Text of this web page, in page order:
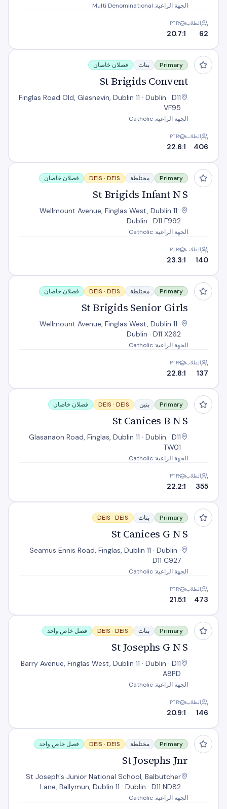
الجهة الراعية: Multi Denominational
الطلاب
62
PTR
20.7:1
St Brigids Convent
Primary بنات فصلان خاصان
St Brigids Convent
Finglas Road Old, Glasnevin, Dublin 11 · Dublin · D11
VF95
الجهة الراعية: Catholic
الطلاب
406
PTR
22.6:1
St Brigids Infant N S
Primary مختلطة DEIS · DEIS فصلان خاصان
St Brigids Infant N S
Wellmount Avenue, Finglas West, Dublin 11 ·
Dublin · D11 F992
الجهة الراعية: Catholic
الطلاب
140
PTR
23.3:1
St Brigids Senior Girls
Primary مختلطة DEIS · DEIS فصلان خاصان
St Brigids Senior Girls
Wellmount Avenue, Finglas West, Dublin 11 ·
Dublin · D11 X262
الجهة الراعية: Catholic
الطلاب
137
PTR
22.8:1
St Canices B N S
Primary بنين DEIS · DEIS فصلان خاصان
St Canices B N S
Glasanaon Road, Finglas, Dublin 11 · Dublin · D11
TW01
الجهة الراعية: Catholic
الطلاب
355
PTR
22.2:1
St Canices G N S
Primary بنات DEIS · DEIS
St Canices G N S
Seamus Ennis Road, Finglas, Dublin 11 · Dublin ·
D11 C927
الجهة الراعية: Catholic
الطلاب
473
PTR
21.5:1
St Josephs G N S
Primary بنات DEIS · DEIS فصل خاص واحد
St Josephs G N S
Barry Avenue, Finglas West, Dublin 11 · Dublin · D11
A8PD
الجهة الراعية: Catholic
الطلاب
146
PTR
20.9:1
St Josephs Jnr
Primary مختلطة DEIS · DEIS فصل خاص واحد
St Josephs Jnr
St Joseph's Junior National School, Balbutcher
Lane, Ballymun, Dublin 11 · Dublin · D11 ND82
الجهة الراعية: Catholic